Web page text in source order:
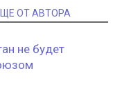
ОТ АВТОРА
не будет